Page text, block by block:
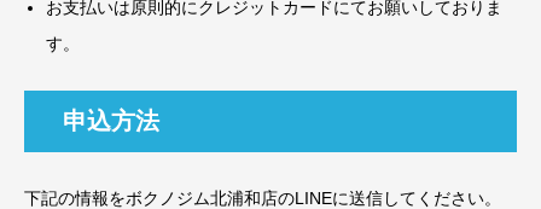
お支払いは原則的にクレジットカードにてお願いしておりま
す。
申込方法
下記の情報をボクノジム北浦和店のLINEに送信してください。